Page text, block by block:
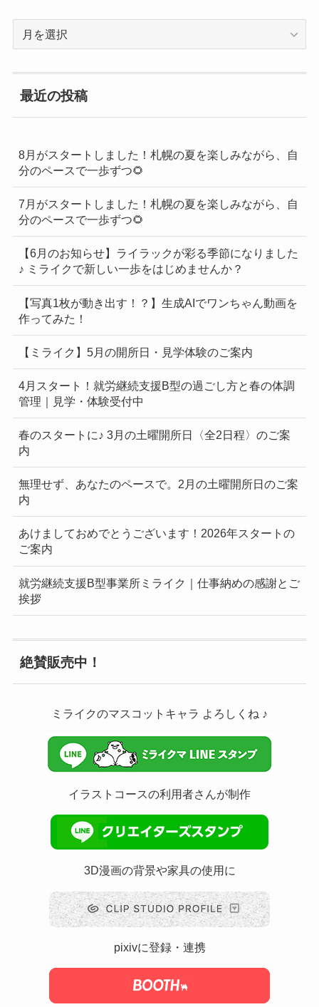
一
覧
最近の投稿
8月がスタートしました！札幌の夏を楽しみながら、自
分のペースで一歩ずつ🌻
7月がスタートしました！札幌の夏を楽しみながら、自
分のペースで一歩ずつ🌻
【6月のお知らせ】ライラックが彩る季節になりました
♪ ミライクで新しい一歩をはじめませんか？
【写真1枚が動き出す！？】生成AIでワンちゃん動画を
作ってみた！
【ミライク】5月の開所日・見学体験のご案内
4月スタート！就労継続支援B型の過ごし方と春の体調
管理｜見学・体験受付中
春のスタートに♪ 3月の土曜開所日〈全2日程〉のご案
内
無理せず、あなたのペースで。2月の土曜開所日のご案
内
あけましておめでとうございます！2026年スタートの
ご案内
就労継続支援B型事業所ミライク｜仕事納めの感謝とご
挨拶
絶賛販売中！
ミライクのマスコットキャラ よろしくね ♪
イラストコースの利用者さんが制作
3D漫画の背景や家具の使用に
pixivに登録・連携